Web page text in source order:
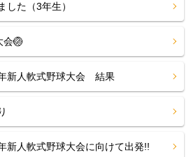
した（3年生）
会🏐
新人軟式野球大会 結果
新人軟式野球大会に向けて出発!!